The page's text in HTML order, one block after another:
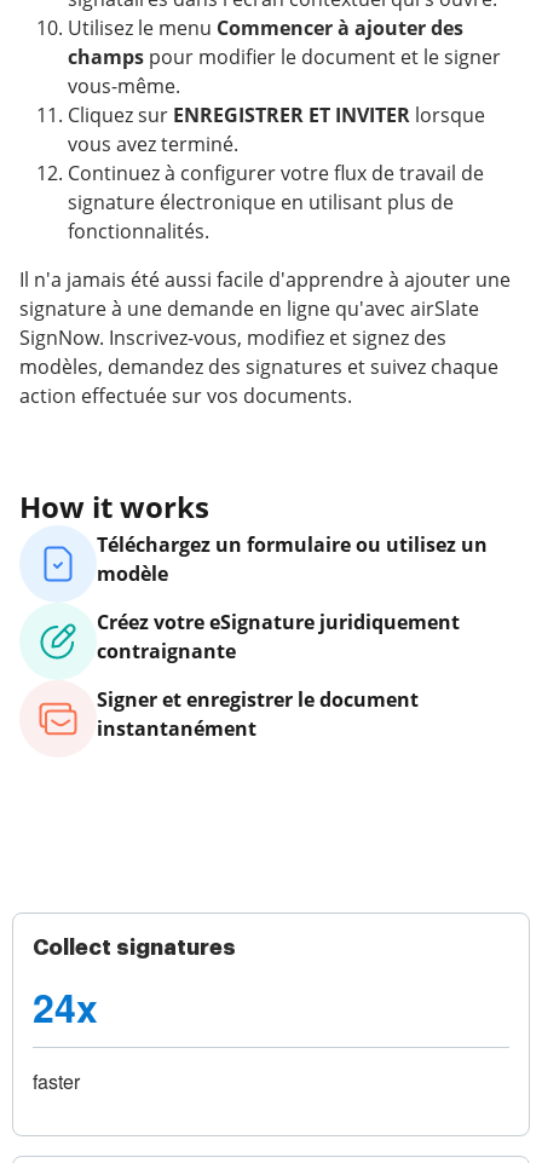
Utilisez le menu Commencer à ajouter des
champs pour modifier le document et le signer
vous-même.
Cliquez sur ENREGISTRER ET INVITER lorsque
vous avez terminé.
Continuez à configurer votre flux de travail de
signature électronique en utilisant plus de
fonctionnalités.
Il n'a jamais été aussi facile d'apprendre à ajouter une
signature à une demande en ligne qu'avec airSlate
SignNow. Inscrivez-vous, modifiez et signez des
modèles, demandez des signatures et suivez chaque
action effectuée sur vos documents.
How it works
Téléchargez un formulaire ou utilisez un
modèle
Créez votre eSignature juridiquement
contraignante
Signer et enregistrer le document
instantanément
Collect signatures
24x
faster